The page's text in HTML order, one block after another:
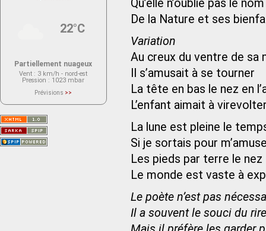
Qu’elle n’oublie pas le
De la Nature et ses
Variation
Au creux du ventre de sa
Il s’amusait à se tourner
La tête en bas le nez en
L’enfant aimait à
La lune est pleine le
Si je sortais pour
Les pieds par terre le nez
Le monde est vaste à
Le poète n’est pas
Il a souvent le souci du
22°C
Partiellement nuageux
Vent : 3 km/h - nord-est
Pression : 1023 mbar
Prévisions >>
actuellement aucune prévision
Saint-Nom.
Veuillez consulter le message du
service ci-dessous.
(401 - Invalid API key. Please see
https://openweathermap.org/faq#error401